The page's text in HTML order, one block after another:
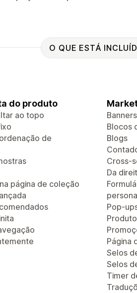
O QUE ESTÁ
do produto
ao topo
de
página de coleção
Blocos
Blogs
Cross-
Da
Pop-
Página
Selos
Selos
Timer